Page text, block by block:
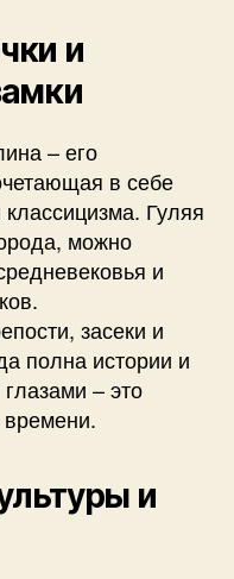
и
– его
в себе
Гуляя
можно
и
засеки и
полна истории и
– это
и